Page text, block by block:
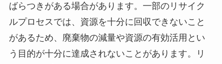
ばらつきがある場合があります。一部のリサイク
ルプロセスでは、資源を十分に回収できないこと
があるため、廃棄物の減量や資源の有効活用とい
う目的が十分に達成されないことがあります。リ